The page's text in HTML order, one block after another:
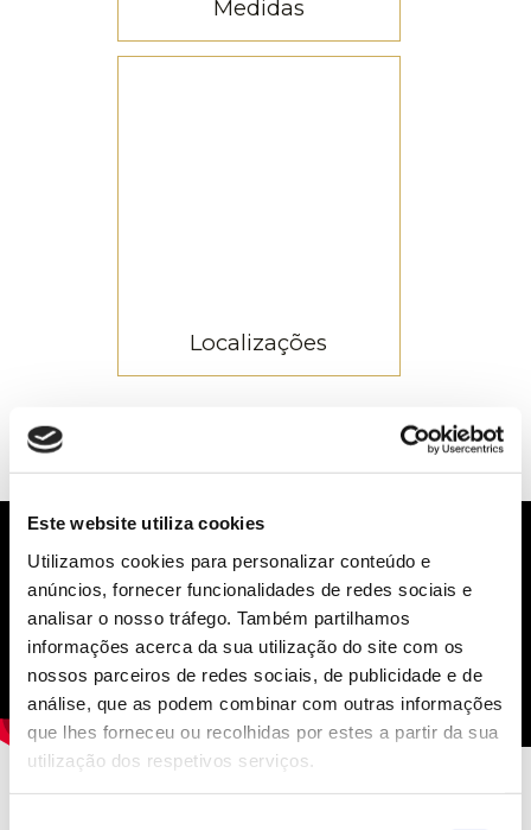
Este website utiliza cookies
Utilizamos cookies para personalizar conteúdo e
anúncios, fornecer funcionalidades de redes sociais e
analisar o nosso tráfego. Também partilhamos
informações acerca da sua utilização do site com os
nossos parceiros de redes sociais, de publicidade e de
análise, que as podem combinar com outras informações
que lhes forneceu ou recolhidas por estes a partir da sua
utilização dos respetivos serviços.
Medidas
Localizações
Ostende
Málaga, México,
Reino Unido,
Albacete